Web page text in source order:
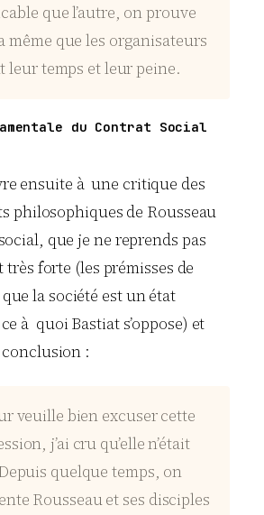
que l’autre, on prouve
même que les organisateurs
leur temps et leur peine.
du Contrat Social
ensuite à une critique des
philosophiques de Rousseau
que je ne reprends pas
forte (les prémisses de
la société est un état
à quoi Bastiat s’oppose) et
:
veuille bien excuser cette
j’ai cru qu’elle n’était
quelque temps, on
Rousseau et ses disciples